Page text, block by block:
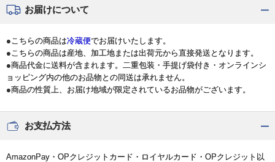
お届けについて
●こちらの商品は冷蔵便でお届けいたします。
●こちらの商品は産地、加工地または出荷元から直接発送となります。
●商品代金に送料が含まれます。二重包装・手提げ袋付き・オンラインシ
ョッピング内の他のお品物との同送は承れません。
●商品の性質上、お届け地域が限定されているお品物がございます。
お支払方法
AmazonPay・OPクレジットカード・ロイヤルカード・OPクレジット以